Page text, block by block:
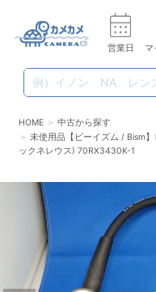
営業日 マ
HOME
中古から探す
未使用品【ビーイズム / Bism
ックネレウス) 70RX3430K-1